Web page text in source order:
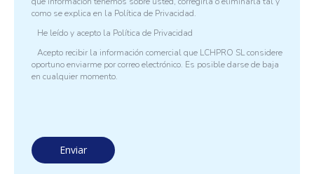
como se explica en la Política de Privacidad.
He leído y acepto la Política de Privacidad
Acepto recibir la información comercial que LCHPRO SL considere
oportuno enviarme por correo electrónico. Es posible darse de baja
en cualquier momento.